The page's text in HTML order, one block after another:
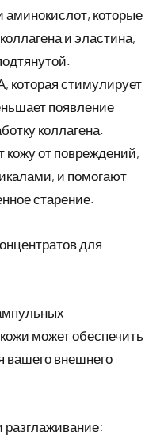
аминокислот, которые
и эластина,
которая стимулирует
появление
коллагена.
от повреждений,
и помогают
старение.
для
может обеспечить
вашего внешнего
разглаживание: